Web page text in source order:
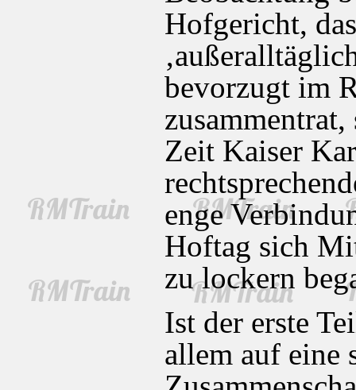
Hofgericht,
bevorzugt im
Zeit Kaiser
enge
Hoftag sich
zu lockern
Ist der erste
allem auf eine